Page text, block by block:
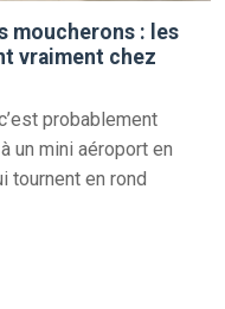
moucherons : les
vraiment chez
probablement
un mini aéroport en
tournent en rond